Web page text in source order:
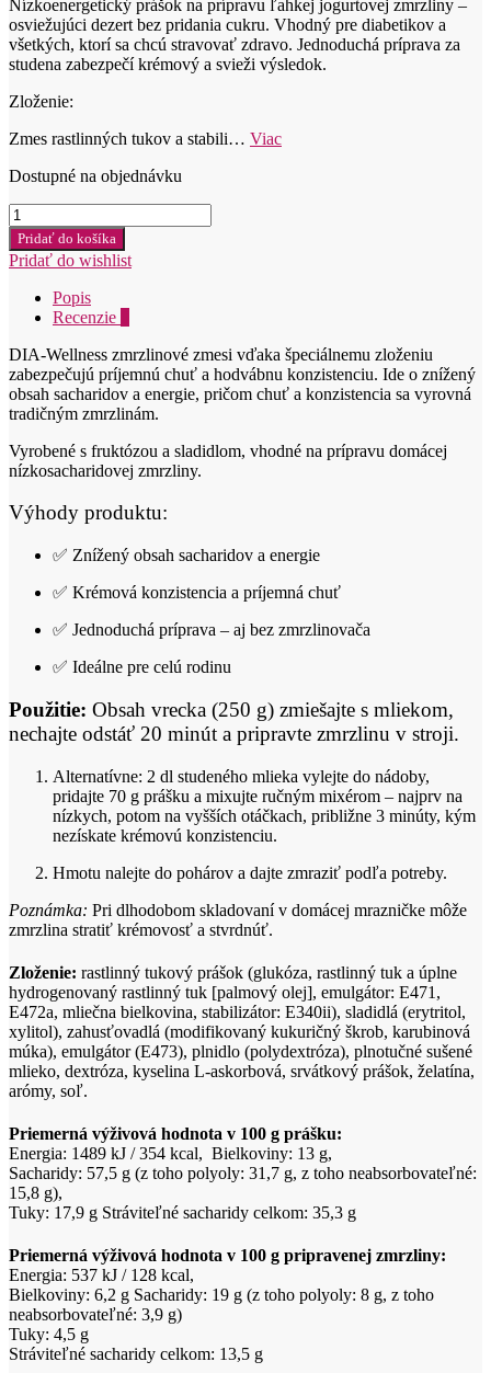
Nízkoenergetický prášok na prípravu ľahkej jogurtovej zmrzliny –
osviežujúci dezert bez pridania cukru. Vhodný pre diabetikov a
všetkých, ktorí sa chcú stravovať zdravo. Jednoduchá príprava za
studena zabezpečí krémový a svieži výsledok.
Zloženie:
Zmes rastlinných tukov a stabili… Viac
Dostupné na objednávku
množstvo
Dia-
Wellness
Zmrzlinový
prášok
Joghurt
250hg
Pridať do košíka
Pridať do wishlist
Popis
Recenzie
DIA-Wellness zmrzlinové zmesi vďaka špeciálnemu zloženiu
zabezpečujú príjemnú chuť a hodvábnu konzistenciu. Ide o znížený
obsah sacharidov a energie, pričom chuť a konzistencia sa vyrovná
tradičným zmrzlinám.
Vyrobené s fruktózou a sladidlom, vhodné na prípravu domácej
nízkosacharidovej zmrzliny.
Výhody produktu:
✅ Znížený obsah sacharidov a energie
✅ Krémová konzistencia a príjemná chuť
✅ Jednoduchá príprava – aj bez zmrzlinovača
✅ Ideálne pre celú rodinu
Použitie: Obsah vrecka (250 g) zmiešajte s mliekom,
nechajte odstáť 20 minút a pripravte zmrzlinu v stroji.
Alternatívne: 2 dl studeného mlieka vylejte do nádoby,
pridajte 70 g prášku a mixujte ručným mixérom – najprv na
nízkych, potom na vyšších otáčkach, približne 3 minúty, kým
nezískate krémovú konzistenciu.
Hmotu nalejte do pohárov a dajte zmraziť podľa potreby.
Poznámka: Pri dlhodobom skladovaní v domácej mrazničke môže
zmrzlina stratiť krémovosť a stvrdnúť.
Zloženie: rastlinný tukový prášok (glukóza, rastlinný tuk a úplne
hydrogenovaný rastlinný tuk [palmový olej], emulgátor: E471,
E472a, mliečna bielkovina, stabilizátor: E340ii), sladidlá (erytritol,
xylitol), zahusťovadlá (modifikovaný kukuričný škrob, karubinová
múka), emulgátor (E473), plnidlo (polydextróza), plnotučné sušené
mlieko, dextróza, kyselina L-askorbová, srvátkový prášok, želatína,
arómy, soľ.
Priemerná výživová hodnota v 100 g prášku:
Energia: 1489 kJ / 354 kcal, Bielkoviny: 13 g,
Sacharidy: 57,5 g (z toho polyoly: 31,7 g, z toho neabsorbovateľné:
15,8 g),
Tuky: 17,9 g Stráviteľné sacharidy celkom: 35,3 g
Priemerná výživová hodnota v 100 g pripravenej zmrzliny:
Energia: 537 kJ / 128 kcal,
Bielkoviny: 6,2 g Sacharidy: 19 g (z toho polyoly: 8 g, z toho
neabsorbovateľné: 3,9 g)
Tuky: 4,5 g
Stráviteľné sacharidy celkom: 13,5 g